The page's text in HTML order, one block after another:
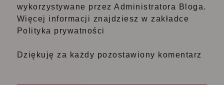
wykorzystywane przez Administratora Bloga.
Więcej informacji znajdziesz w zakładce
Polityka prywatności
Dziękuję za każdy pozostawiony komentarz